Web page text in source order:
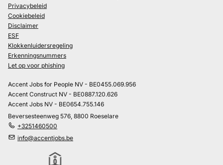
Privacybeleid
Cookiebeleid
Disclaimer
ESF
Klokkenluidersregeling
Erkenningsnummers
Let op voor phishing
Accent Jobs for People NV - BE0455.069.956
Accent Construct NV - BE0887.120.626
Accent Jobs NV - BE0654.755.146
Beversesteenweg 576, 8800 Roeselare
+3251460500
info@accentjobs.be